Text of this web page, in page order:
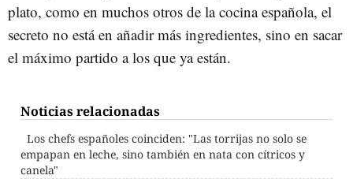
plato, como en muchos otros de la cocina española, el
secreto no está en añadir más ingredientes, sino en sacar
el máximo partido a los que ya están.
Noticias relacionadas
Los chefs españoles coinciden: "Las torrijas no solo se
empapan en leche, sino también en nata con cítricos y
canela"